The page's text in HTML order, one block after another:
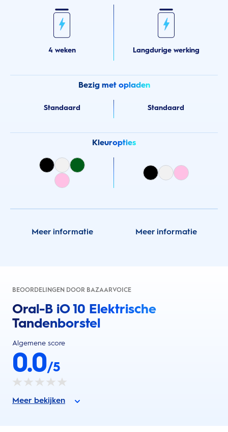
4 weken Langdurige werking
Bezig met opladen
Standaard Standaard
Kleuropties
Meer informatie Meer informatie
BEOORDELINGEN DOOR BAZAARVOICE
Oral-B iO 10 Elektrische
Tandenborstel
Algemene score
0.0/5
Meer bekijken